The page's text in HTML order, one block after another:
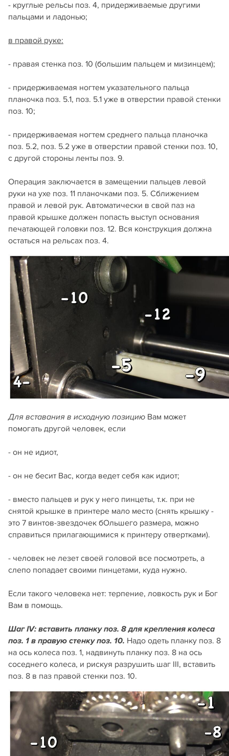
- круглые рельсы поз. 4, придерживаемые другими
пальцами и ладонью;
в правой руке:
- правая стенка поз. 10 (большим пальцем и мизинцем);
- придерживаемая ногтем указательного пальца
планочка поз. 5.1, поз. 5.1 уже в отверстии правой стенки
поз. 10;
- придерживаемая ногтем среднего пальца планочка
поз. 5.2, поз. 5.2 уже в отверстии правой стенки поз. 10,
с другой стороны ленты поз. 9.
Операция заключается в замещении пальцев левой
руки на ухе поз. 11 планочками поз. 5. Сближением
правой и левой рук. Автоматически в свой паз на
правой крышке должен попасть выступ основания
печатающей головки поз. 12. Вся конструкция должна
остаться на рельсах поз. 4.
Для вставания в исходную позицию Вам может
помогать другой человек, если
- он не идиот,
- он не бесит Вас, когда ведет себя как идиот;
- вместо пальцев и рук у него пинцеты, т.к. при не
снятой крышке в принтере мало место (снять крышку -
это 7 винтов-звездочек бОльшего размера, можно
справиться прилагающимися к принтеру отвертками).
- человек не лезет своей головой все посмотреть, а
слепо попадает своими пинцетами, куда нужно.
Если такого человека нет: терпение, ловкость рук и Бог
Вам в помощь.
Шаг IV: вставить планку поз. 8 для крепления колеса
поз. 1 в правую стенку поз. 10. Надо одеть планку поз. 8
на ось колеса поз. 1, надвинуть планку поз. 8 на ось
соседнего колеса, и рискуя разрушить шаг III, вставить
поз. 8 в паз правой стенки поз. 10.